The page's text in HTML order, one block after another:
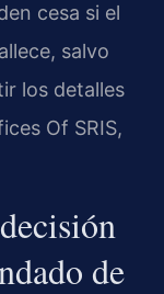
cesa si el
salvo
los detalles
Of SRIS,
de